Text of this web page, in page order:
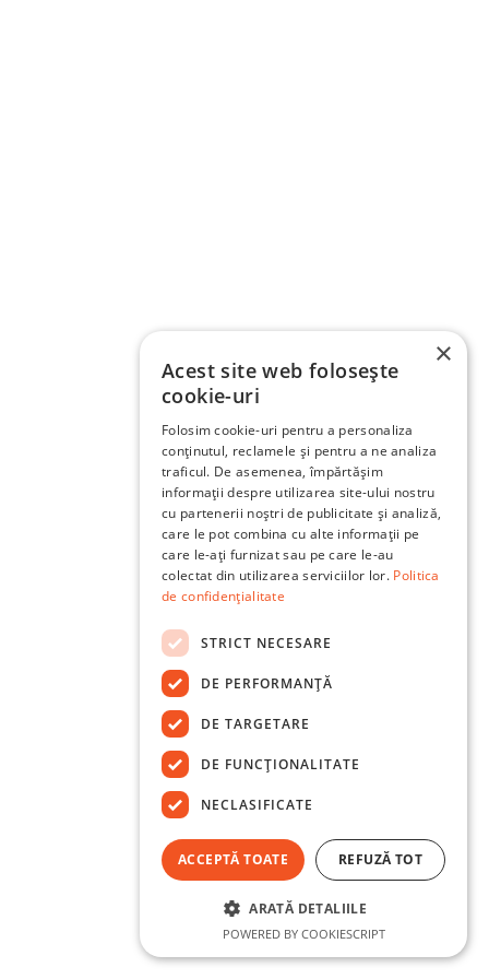
×
Acest site web folosește
cookie-uri
Folosim cookie-uri pentru a personaliza
conținutul, reclamele și pentru a ne analiza
traficul. De asemenea, împărtășim
informații despre utilizarea site-ului nostru
cu partenerii noștri de publicitate și analiză,
care le pot combina cu alte informații pe
care le-ați furnizat sau pe care le-au
colectat din utilizarea serviciilor lor. Politica
de confidențialitate
STRICT NECESARE
DE PERFORMANȚĂ
DE TARGETARE
DE FUNCŢIONALITATE
NECLASIFICATE
ACCEPTĂ TOATE REFUZĂ TOT
ARATĂ DETALIILE
POWERED BY COOKIESCRIPT